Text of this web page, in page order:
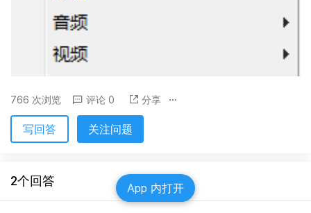
766 次浏览 评论 0 分享
写回答 关注问题
2个回答 App 内打开